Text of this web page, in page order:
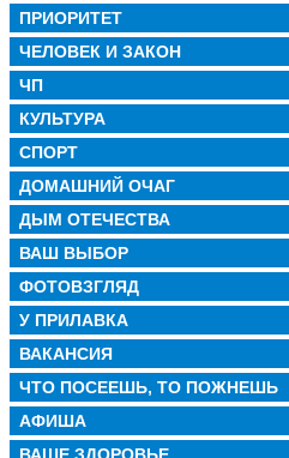
ПРИОРИТЕТ
ЧЕЛОВЕК И ЗАКОН
ЧП
КУЛЬТУРА
СПОРТ
ДОМАШНИЙ ОЧАГ
ДЫМ ОТЕЧЕСТВА
ВАШ ВЫБОР
ФОТОВЗГЛЯД
У ПРИЛАВКА
ВАКАНСИЯ
ЧТО ПОСЕЕШЬ, ТО ПОЖНЕШЬ
АФИША